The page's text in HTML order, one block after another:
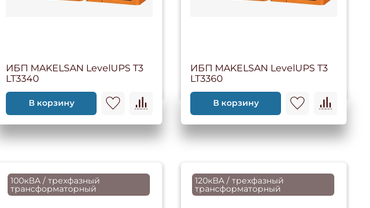
ИБП MAKELSAN LevelUPS T3
LT3340
В корзину
ИБП MAKELSAN LevelUPS T3
LT3360
В корзину
100кВА / трехфазный
трансформаторный
120кВА / трехфазный
трансформаторный